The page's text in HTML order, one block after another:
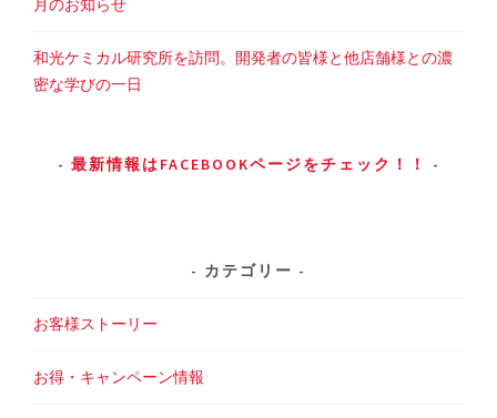
月のお知らせ
和光ケミカル研究所を訪問。開発者の皆様と他店舗様との濃
密な学びの一日
最新情報はFACEBOOKページをチェック！！
カテゴリー
お客様ストーリー
お得・キャンペーン情報